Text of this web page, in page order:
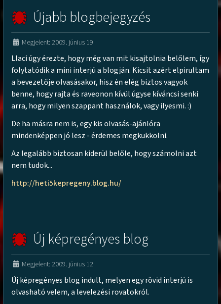
Újabb blogbejegyzés
Megjelent: 2009. június 19
Llaci úgy érezte, hogy még van mit kisajtolnia belőlem, így
folytatódik a mini interjú a blogján. Kicsit azért elpirultam
a bevezetője olvasásakor, hisz én elég biztos vagyok
benne, hogy rajta és raveonon kívül úgyse kíváncsi senki
arra, hogy milyen szappant használok, vagy ilyesmi. :)
De ha másra nem is, egy kis olvasás-ajánlóra
mindenképpen jó lesz - érdemes megkukkolni.
Az legalább biztosan kiderül belőle, hogy számolni azt
nem tudok...
http://heti5kepregeny.blog.hu/
Új képregényes blog
Megjelent: 2009. június 12
Új képregényes blog indult, melyen egy rövid interjú is
olvasható velem, a levelezési rovatokról.